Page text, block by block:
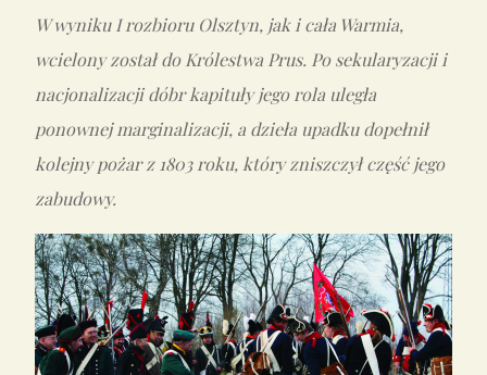
W wyniku I rozbioru Olsztyn, jak i cała Warmia,
wcielony został do Królestwa Prus. Po sekularyzacji i
nacjonalizacji dóbr kapituły jego rola uległa
ponownej marginalizacji, a dzieła upadku dopełnił
kolejny pożar z 1803 roku, który zniszczył część jego
zabudowy.